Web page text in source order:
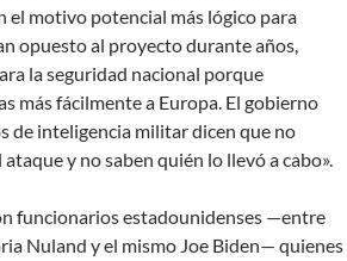
el motivo potencial más lógico para
opuesto al proyecto durante años,
la seguridad nacional porque
más fácilmente a Europa. El gobierno
de inteligencia militar dicen que no
y no saben quién lo llevó a cabo».
funcionarios estadounidenses —entre
Nuland y el mismo Joe Biden— quienes